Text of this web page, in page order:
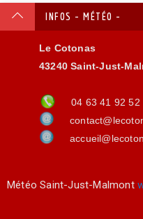
INFOS - MÉTÉO -
Le Cotonas
43240 Saint-Just-
04 63 41 92 52
Météo Saint-Just-Malmont